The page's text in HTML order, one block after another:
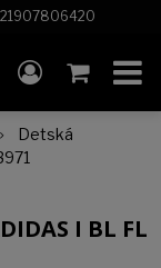
Detská
I BL FL